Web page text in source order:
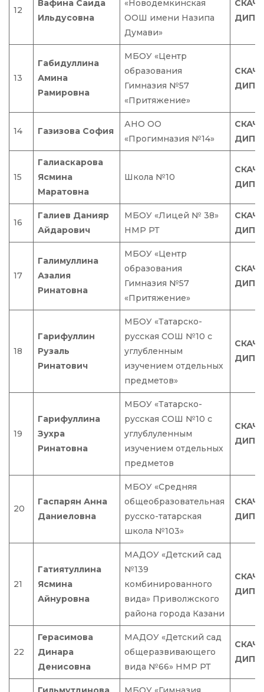
12
Вафина Саида
Ильдусовна
«Новодемкинская
ООШ имени Назипа
Думави»
13
Габидуллина
Амина
Рамировна
МБОУ «Центр
образования
Гимназия №57
«Притяжение»
14 Газизова София
АНО ОО
«Прогимназия №14»
15
Галиаскарова
Ясмина
Маратовна
Школа №10
16
Галиев Данияр
Айдарович
МБОУ «Лицей № 38»
НМР РТ
17
Галимуллина
Азалия
Ринатовна
МБОУ «Центр
образования
Гимназия №57
«Притяжение»
18
Гарифуллин
Рузаль
Ринатович
МБОУ «Татарско-
русская СОШ №10 с
углубленным
изучением отдельных
предметов»
19
Гарифуллина
Зухра
Ринатовна
МБОУ «Татарско-
русская СОШ №10 с
углублуленным
изучением отдельных
предметов
20
Гаспарян Анна
Даниеловна
МБОУ «Средняя
общеобразовательная
русско-татарская
школа №103»
21
Гатиятуллина
Ясмина
Айнуровна
МАДОУ «Детский сад
№139
комбинированного
вида» Приволжского
района города Казани
22
Герасимова
Динара
Денисовна
МАДОУ «Детский сад
общеразвивающего
вида №66» НМР РТ